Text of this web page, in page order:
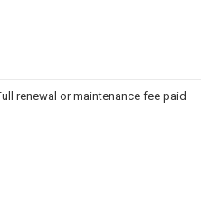
renewal or maintenance fee paid